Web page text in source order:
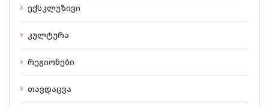
ექსკლუზივი
კულტურა
რეგიონები
თავდაცვა